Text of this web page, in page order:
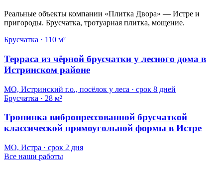
Реальные объекты компании «Плитка Двора» — Истре и
пригороды. Брусчатка, тротуарная плитка, мощение.
Брусчатка · 110 м²
Терраса из чёрной брусчатки у лесного дома в
Истринском районе
МО, Истринский г.о., посёлок у леса · срок 8 дней
Брусчатка · 28 м²
Тропинка вибропрессованной брусчаткой
классической прямоугольной формы в Истре
МО, Истра · срок 2 дня
Все наши работы